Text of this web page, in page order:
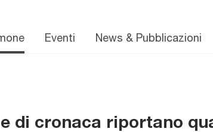
Eventi News & Pubblicazioni
di cronaca riportano